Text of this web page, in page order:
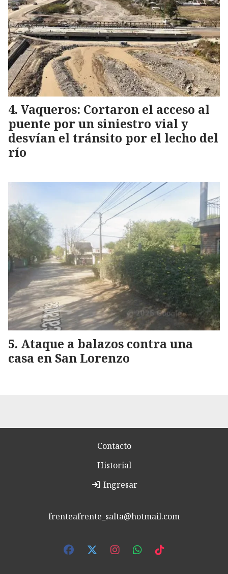
Vaqueros: Cortaron el acceso al
puente por un siniestro vial y
desvían el tránsito por el lecho del
río
Ataque a balazos contra una
casa en San Lorenzo
Contacto
Historial
Ingresar
frenteafrente_salta@hotmail.com